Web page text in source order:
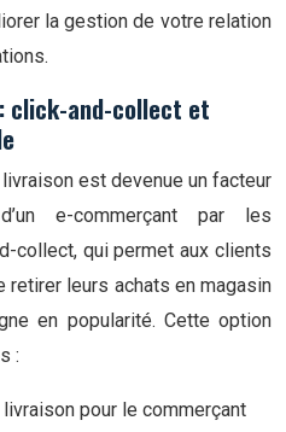
la gestion de votre relation
click-and-collect et
est devenue un facteur
e-commerçant par les
collect, qui permet aux clients
retirer leurs achats en magasin
en popularité. Cette option
:
pour le commerçant